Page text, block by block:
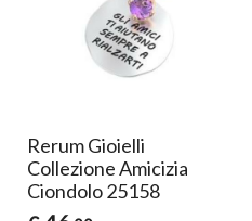
Rerum Gioielli
Collezione Amicizia
Ciondolo 25158